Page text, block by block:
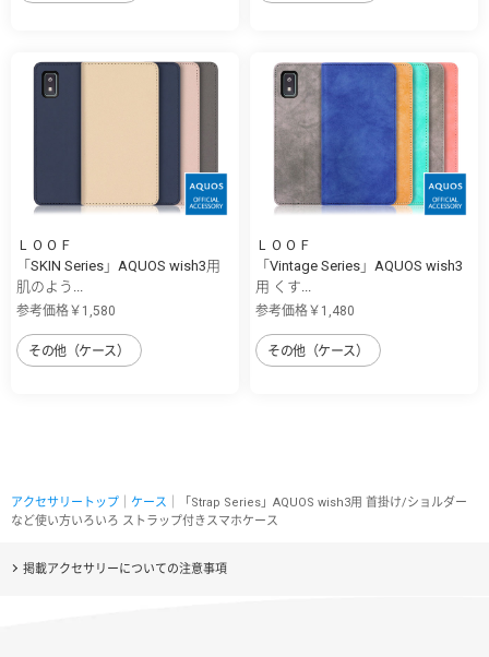
ＬＯＯＦ
「SKIN Series」AQUOS wish3用
肌のよう...
参考価格￥1,580
その他（ケース）
ＬＯＯＦ
「Vintage Series」AQUOS wish3
用 くす...
参考価格￥1,480
その他（ケース）
アクセサリートップ ケース ｜「Strap Series」AQUOS wish3用 首掛け/ショルダー
など使い方いろいろ ストラップ付きスマホケース
掲載アクセサリーについての注意事項